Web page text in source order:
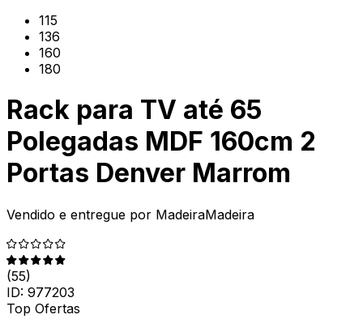
115
136
160
180
Rack para TV até 65
Polegadas MDF 160cm 2
Portas Denver Marrom
Vendido e entregue por MadeiraMadeira
(55)
ID: 977203
Top Ofertas